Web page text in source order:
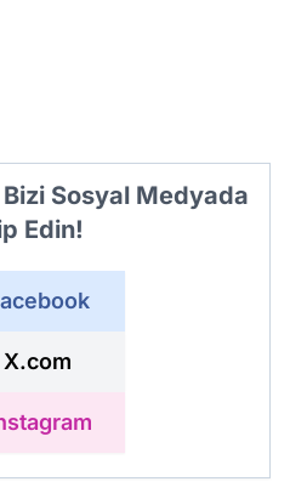
Sosyal Medyada
Edin!
X.com